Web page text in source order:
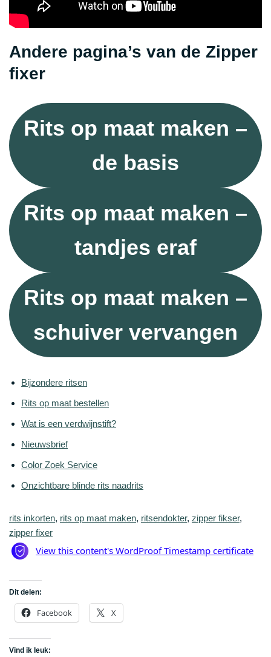
Andere pagina’s van de Zipper
fixer
Rits op maat maken –
de basis
Rits op maat maken –
tandjes eraf
Rits op maat maken –
schuiver vervangen
Bijzondere ritsen
Rits op maat bestellen
Wat is een verdwijnstift?
Nieuwsbrief
Color Zoek Service
Onzichtbare blinde rits naadrits
rits inkorten, rits op maat maken, ritsendokter, zipper fikser
zipper fixer
Dit delen:
Facebook X
Vind ik leuk: